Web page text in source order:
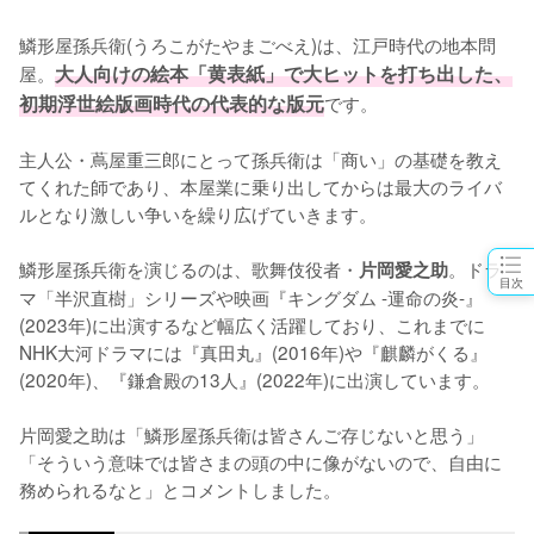
目次
鱗形屋孫兵衛(うろこがたやまごべえ)は、江戸時代の地本問
屋。 大人向けの絵本「黄表紙」で大ヒットを打ち出した、
初期浮世絵版画時代の代表的な版元です。
主人公・蔦屋重三郎にとって孫兵衛は「商い」の基礎を教え
てくれた師であり、本屋業に乗り出してからは最大のライバ
ルとなり激しい争いを繰り広げていきます。
鱗形屋孫兵衛を演じるのは、歌舞伎役者・ 片岡愛之助。ドラ
マ「半沢直樹」シリーズや映画『キングダム -運命の炎-』
(2023年)に出演するなど幅広く活躍しており、これまでに
NHK大河ドラマには『真田丸』(2016年)や『麒麟がくる』
(2020年)、『鎌倉殿の13人』(2022年)に出演しています。
片岡愛之助は「鱗形屋孫兵衛は皆さんご存じないと思う」
「そういう意味では皆さまの頭の中に像がないので、自由に
務められるなと」とコメントしました。